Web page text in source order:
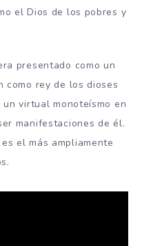
el Dios de los pobres y
presentado como un
como rey de los dioses
virtual monoteísmo en
manifestaciones de él.
el más ampliamente